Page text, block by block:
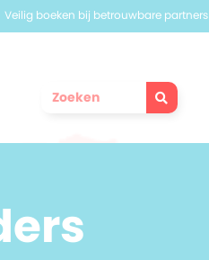
Veilig boeken bij betrouwbare partners